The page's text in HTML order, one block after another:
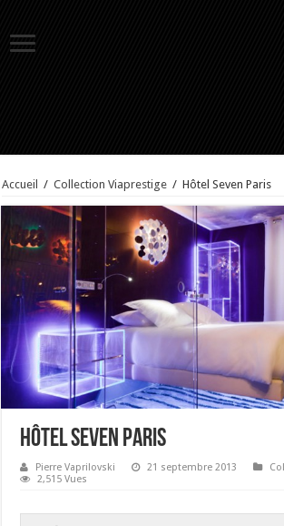
Accueil / Collection Viaprestige / Hôtel Seven Paris
Hôtel Seven Paris
Pierre Vaprilovski 21 septembre 2013
2,515 Vues